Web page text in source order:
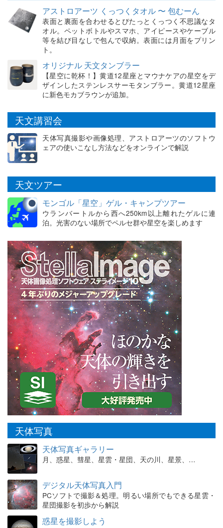
アストロアーツ くっつくタオル 〜 包むーん
表面と裏面を合わせるとぴたっとくっつく不思議なタ
オル。ペットボトルやスマホ、アイピースやケーブル
等を結び目なしで包んで収納。表面には月面をプリン
ト。
オリジナル 天文タンブラー
【星空に乾杯！】黄道12星座とマウナケアの星空をデ
ザインしたステンレスサーモタンブラー。黄道12星座
に新色モカブラウンが追加。
天文講習会
天体写真撮影や画像処理、アストロアーツのソフトウ
ェアの使いこなし方法などをオンラインで解説
天文ツアー
モンゴル「星空」ゲル・キャンプツアー
ウランバートルから西へ250km以上離れたゲルに連
泊。光害のない場所でペルセ群や星空を楽しめます
天体写真
天体写真ギャラリー
月、惑星、彗星、星雲・星団、天の川、星景、…
デジタル天体写真入門
PCソフトで撮影＆処理。明るい場所でもできる星雲・
星団撮影を初歩から解説
惑星を撮影しよう